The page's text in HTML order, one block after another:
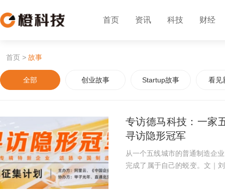
首页 资讯 科技 财经
首页 > 故事
全部 创业故事 Startup故事 看见
专访德马科技：一家
寻访隐形冠军
从一个五线城市的普通制造企
完成了属于自己的蜕变。文｜